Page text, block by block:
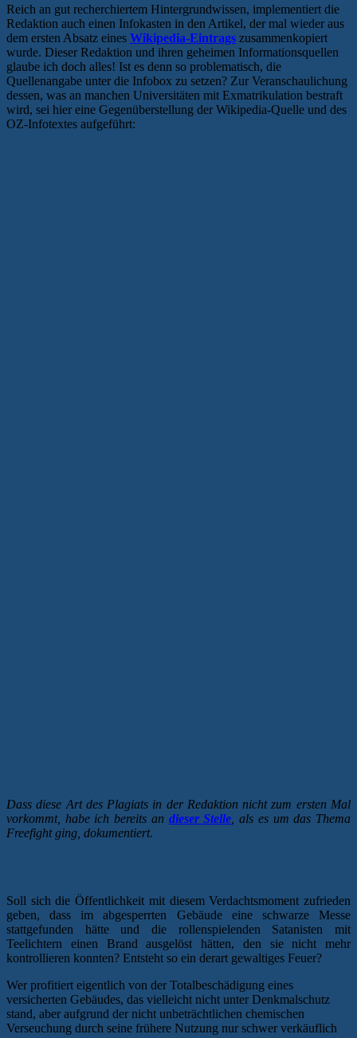
Reich an gut recherchiertem Hintergrundwissen, implementiert die
Redaktion auch einen Infokasten in den Artikel, der mal wieder aus
dem ersten Absatz eines Wikipedia-Eintrags zusammenkopiert
wurde. Dieser Redaktion und ihren geheimen Informationsquellen
glaube ich doch alles! Ist es denn so problematisch, die
Quellenangabe unter die Infobox zu setzen? Zur Veranschaulichung
dessen, was an manchen Universitäten mit Exmatrikulation bestraft
wird, sei hier eine Gegenüberstellung der Wikipedia-Quelle und des
OZ-Infotextes aufgeführt:
Dass diese Art des Plagiats in der Redaktion nicht zum ersten Mal
vorkommt, habe ich bereits an dieser Stelle , als es um das Thema
Freefight ging, dokumentiert.
Soll sich die Öffentlichkeit mit diesem Verdachtsmoment zufrieden
geben, dass im abgesperrten Gebäude eine schwarze Messe
stattgefunden hätte und die rollenspielenden Satanisten mit
Teelichtern einen Brand ausgelöst hätten, den sie nicht mehr
kontrollieren konnten? Entsteht so ein derart gewaltiges Feuer?
Wer profitiert eigentlich von der Totalbeschädigung eines
versicherten Gebäudes, das vielleicht nicht unter Denkmalschutz
stand, aber aufgrund der nicht unbeträchtlichen chemischen
Verseuchung durch seine frühere Nutzung nur schwer verkäuflich